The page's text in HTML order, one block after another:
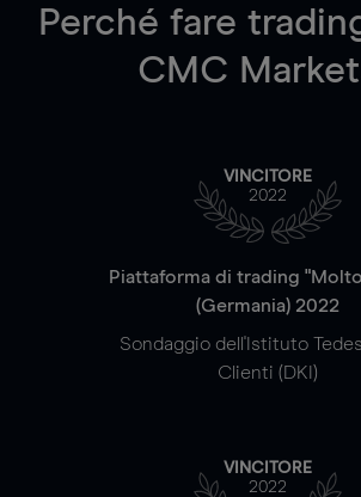
Perché fare
CMC
VINCITORE
2022
Piattaforma di trading
(Germania) 2022
Sondaggio dell'Istituto
Clienti (DKI)
VINCITORE
2022